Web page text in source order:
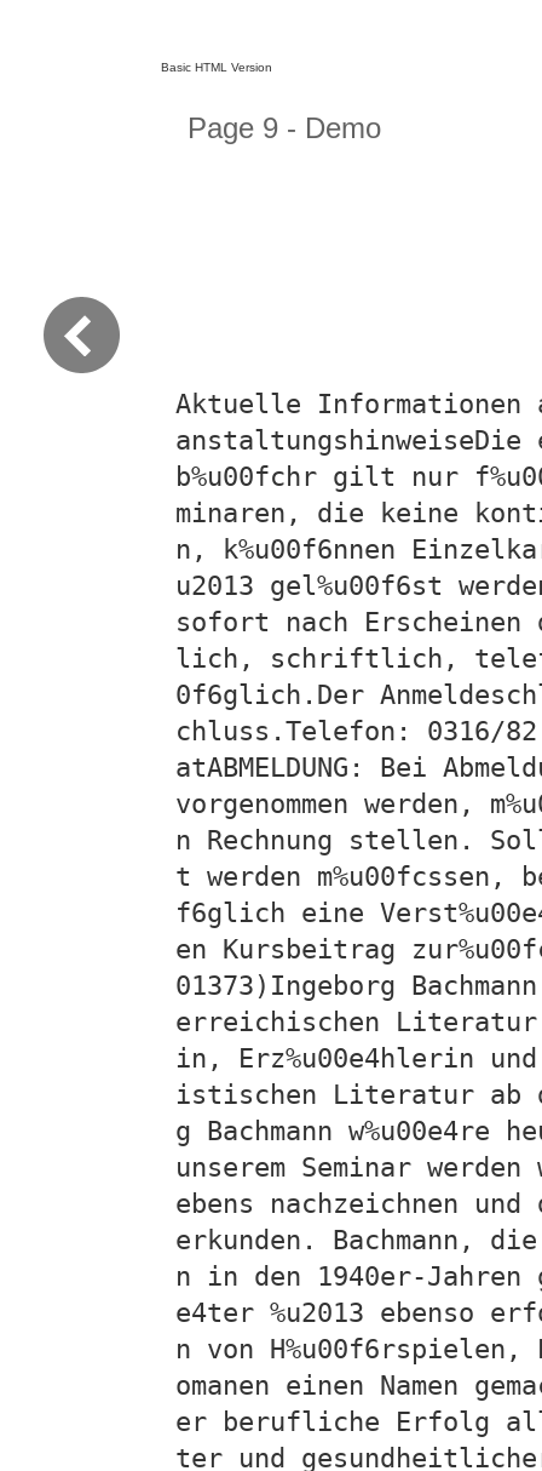
Basic HTML Version
Page 9 - Demo
Aktuelle Informationen
anstaltungshinweiseDie
b%u00fchr gilt nur
minaren, die keine
n, k%u00f6nnen
u2013 gel%u00f6st
sofort nach Erscheinen
lich, schriftlich,
0f6glich.Der
chluss.Telefon: 0316/
atABMELDUNG: Bei
vorgenommen werden,
n Rechnung stellen.
t werden m%u00fcssen,
f6glich eine
en Kursbeitrag
01373)Ingeborg
erreichischen
in, Erz%u00e4hlerin
istischen Literatur ab
g Bachmann
unserem Seminar
ebens nachzeichnen
erkunden. Bachmann,
n in den 1940er-
e4ter %u2013 ebenso
n von H%u00f6rspielen,
omanen einen Namen
er berufliche Erfolg
ter und